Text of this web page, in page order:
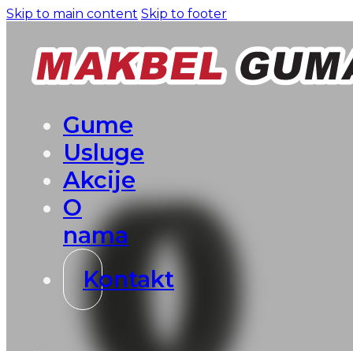
Skip to main content Skip to footer
Gume
Usluge
Akcije
O
nama
Kontakt